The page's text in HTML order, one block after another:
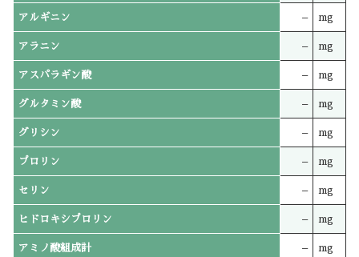
アルギニン – mg
アラニン – mg
アスパラギン酸 – mg
グルタミン酸 – mg
グリシン – mg
プロリン – mg
セリン – mg
ヒドロキシプロリン – mg
アミノ酸組成計 – mg